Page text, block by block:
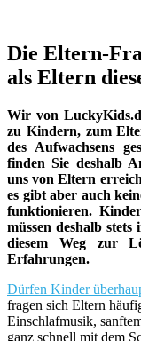
Die Eltern-
als Eltern
Wir von
zu Kindern, zum
des Aufwachsens
finden Sie deshalb
uns von Eltern
es gibt aber auch
funktionieren.
müssen deshalb
diesem Weg zur
Erfahrungen.
Dürfen Kinder
fragen sich Eltern
Einschlafmusik,
ganz schnell mit dem